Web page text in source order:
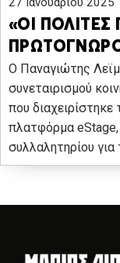
«ΟΙ ΠΟΛΙΤΕΣ
Ο Παναγιώτης
συνεταιρισμού
που
πλατφόρμα eStage,
συλλαλητηρίου